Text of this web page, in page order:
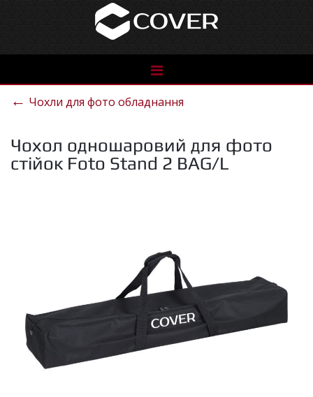
See
catalog
← Чохли для фото обладнання
Чохол одношаровий для фото
стійок Foto Stand 2 BAG/L